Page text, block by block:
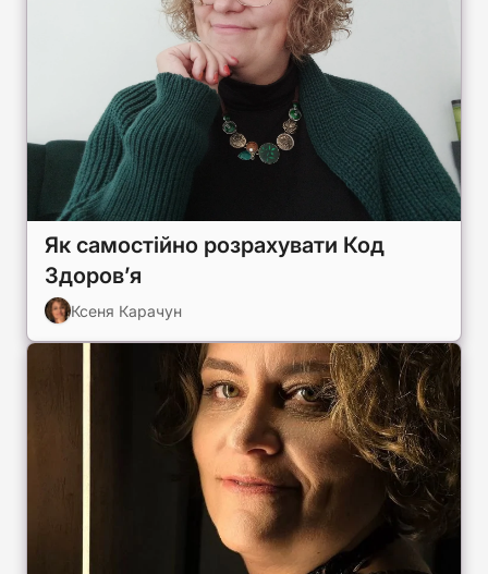
Як самостійно розрахувати Код
Здоров’я
Ксеня Карачун